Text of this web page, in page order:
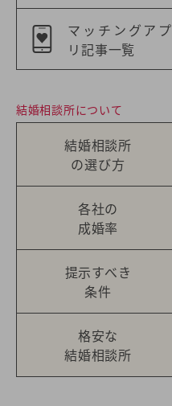
マッチングアプ
リ記事一覧
結婚相談所について
結婚相談所
の選び方
各社の
成婚率
提示すべき
条件
格安な
結婚相談所